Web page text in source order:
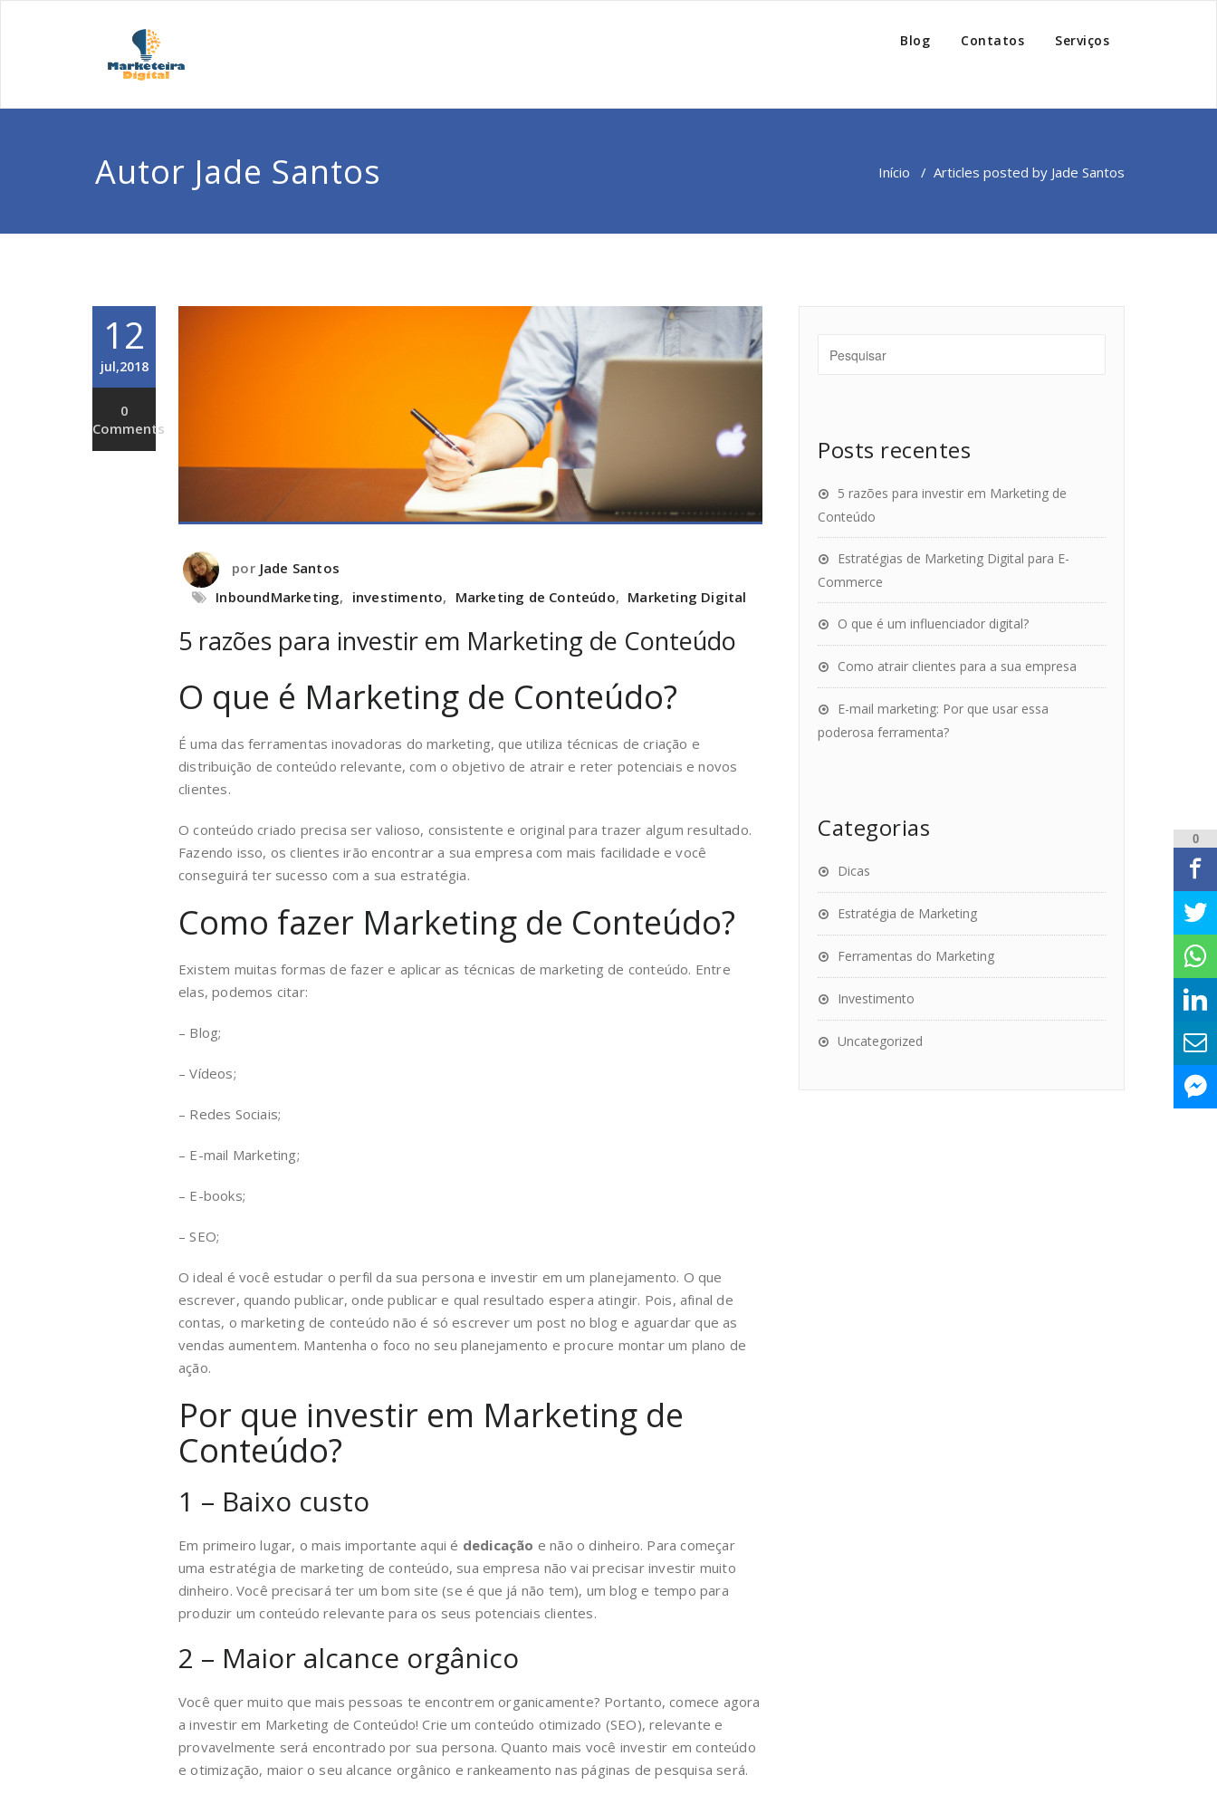
Blog Contatos Serviços
Autor Jade Santos Início / Articles posted by Jade Santos
12
jul,2018
0
Comments
por Jade Santos
InboundMarketing, investimento, Marketing de Conteúdo, Marketing Digital
5 razões para investir em Marketing de Conteúdo
O que é Marketing de Conteúdo?
É uma das ferramentas inovadoras do marketing, que utiliza técnicas de criação e
distribuição de conteúdo relevante, com o objetivo de atrair e reter potenciais e novos
clientes.
O conteúdo criado precisa ser valioso, consistente e original para trazer algum resultado.
Fazendo isso, os clientes irão encontrar a sua empresa com mais facilidade e você
conseguirá ter sucesso com a sua estratégia.
Como fazer Marketing de Conteúdo?
Existem muitas formas de fazer e aplicar as técnicas de marketing de conteúdo. Entre
elas, podemos citar:
– Blog;
– Vídeos;
– Redes Sociais;
– E-mail Marketing;
– E-books;
– SEO;
O ideal é você estudar o perfil da sua persona e investir em um planejamento. O que
escrever, quando publicar, onde publicar e qual resultado espera atingir. Pois, afinal de
contas, o marketing de conteúdo não é só escrever um post no blog e aguardar que as
vendas aumentem. Mantenha o foco no seu planejamento e procure montar um plano de
ação.
Por que investir em Marketing de
Conteúdo?
1 – Baixo custo
Em primeiro lugar, o mais importante aqui é dedicação e não o dinheiro. Para começar
uma estratégia de marketing de conteúdo, sua empresa não vai precisar investir muito
dinheiro. Você precisará ter um bom site (se é que já não tem), um blog e tempo para
produzir um conteúdo relevante para os seus potenciais clientes.
2 – Maior alcance orgânico
Você quer muito que mais pessoas te encontrem organicamente? Portanto, comece agora
a investir em Marketing de Conteúdo! Crie um conteúdo otimizado (SEO), relevante e
provavelmente será encontrado por sua persona. Quanto mais você investir em conteúdo
e otimização, maior o seu alcance orgânico e rankeamento nas páginas de pesquisa será.
Posts recentes
5 razões para investir em Marketing de
Conteúdo
Estratégias de Marketing Digital para E-
Commerce
O que é um influenciador digital?
Como atrair clientes para a sua empresa
E-mail marketing: Por que usar essa
poderosa ferramenta?
Categorias
Dicas
Estratégia de Marketing
Ferramentas do Marketing
Investimento
Uncategorized
0